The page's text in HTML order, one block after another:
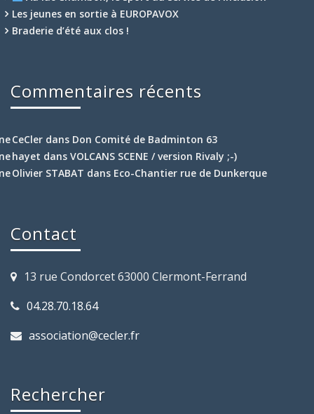
Les jeunes en sortie à EUROPAVOX
Braderie d’été aux clos !
Commentaires récents
CeCler dans Don Comité de Badminton 63
hayet dans VOLCANS SCENE / version Rivaly ;-)
Olivier STABAT dans Eco-Chantier rue de Dunkerque
Contact
13 rue Condorcet 63000 Clermont-Ferrand
04.28.70.18.64
association@cecler.fr
Rechercher